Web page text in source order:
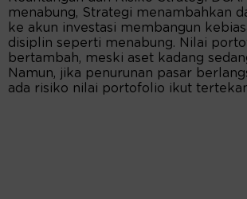
menabung, Strategi menambahkan
ke akun investasi membangun
disiplin seperti menabung. Nilai
bertambah, meski aset kadang
Namun, jika penurunan pasar
ada risiko nilai portofolio ikut